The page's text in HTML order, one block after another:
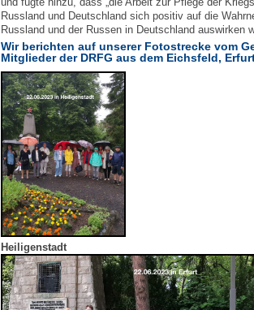
Russland und Deutschland sich positiv auf die
Russland und der Russen in Deutschland auswirken
Wir berichten auf unserer Fotostrecke vom
Mitglieder der DRFG aus dem Eichsfeld,
Heiligenstadt